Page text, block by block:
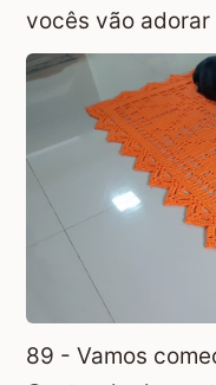
vocês vão
89 - Vamos